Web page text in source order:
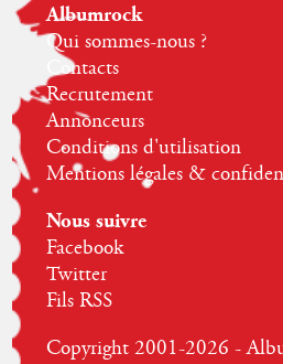
Albumrock
Qui sommes-nous ?
Contacts
Recrutement
Annonceurs
Conditions d'utilisation
Mentions légales &
Nous suivre
Facebook
Twitter
Fils RSS
Copyright 2001-2026 -